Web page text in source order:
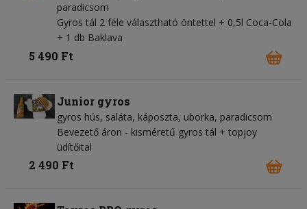
paradicsom
Gyros tál 2 féle választható öntettel + 0,5l Coca-Cola
+ 1 db Baklava
5 490 Ft
Junior gyros
gyros hús saláta káposzta uborka paradicsom
Bevezető áron - kisméretű gyros tál + topjoy
üdítőital
2 490 Ft